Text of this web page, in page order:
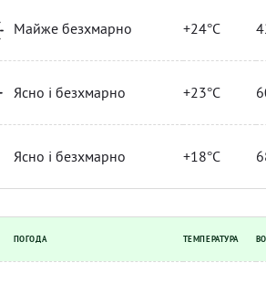
Майже безхмарно +24°C
Ясно і безхмарно +23°C
Ясно і безхмарно +18°C
ПОГОДА ТЕМПЕРАТУРА